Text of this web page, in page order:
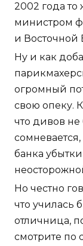
2002 года
министром
и Восточной
Ну и как
огромный
свою опеку.
что дивов не
банка
Но честно
что училась
отличница,
смотрите по